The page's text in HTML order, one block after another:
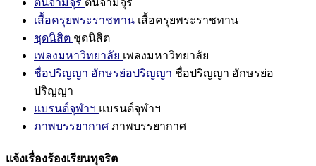
ต้นจามจุรี ต้นจามจุรี
เสื้อครุยพระราชทาน เสื้อครุยพระราชทาน
ชุดนิสิต ชุดนิสิต
เพลงมหาวิทยาลัย เพลงมหาวิทยาลัย
ชื่อปริญญา อักษรย่อปริญญา ชื่อปริญญา อักษรย่อ
ปริญญา
แบรนด์จุฬาฯ แบรนด์จุฬาฯ
ภาพบรรยากาศ ภาพบรรยากาศ
แจ้งเรื่องร้องเรียนทุจริต